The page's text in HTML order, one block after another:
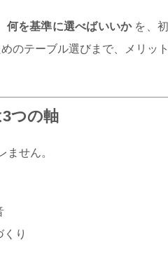
何を基準に選べばいいかを、
のテーブル選びまで、メリッ
つの軸
せん。
り